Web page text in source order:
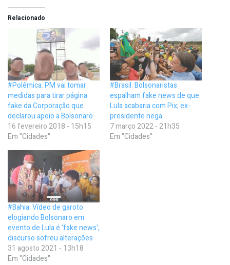
Relacionado
#Polêmica: PM vai tomar
medidas para tirar página
fake da Corporação que
declarou apoio a Bolsonaro
16 fevereiro 2018 - 15h15
Em "Cidades"
#Brasil: Bolsonaristas
espalham fake news de que
Lula acabaria com Pix; ex-
presidente nega
7 março 2022 - 21h35
Em "Cidades"
#Bahia: Vídeo de garoto
elogiando Bolsonaro em
evento de Lula é ‘fake news’;
discurso sofreu alterações
31 agosto 2021 - 13h18
Em "Cidades"